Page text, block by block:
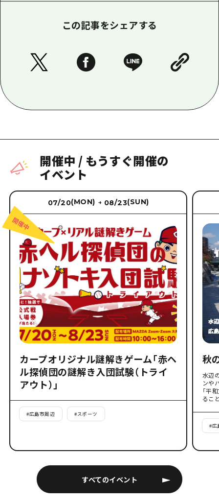
この記事をシェアする
開催中 / もうすぐ開催の
イベント
すべてのイベント
07/20(MON) → 08/23(SUN)
カープオリジナル謎解きゲーム「赤ヘ
ル探偵団の謎解き入団試験（トライ
アウト）」
#広島市周辺 #スポーツ
秋
水辺
ンや
「平
るこ
#広